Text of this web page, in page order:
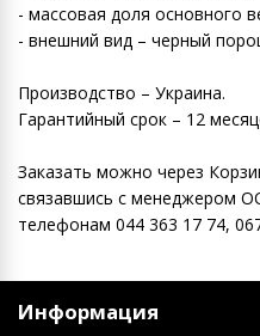
- массовая доля основного
- внешний вид – черный
Производство – Украина.
Гарантийный срок – 12
Заказать можно через
связавшись с менеджером
телефонам 044 363 17 74,
Информация